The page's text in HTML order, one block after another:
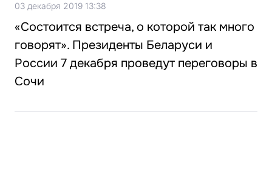
03 декабря 2019 13:38
«Состоится встреча, о которой так много
говорят». Президенты Беларуси и
России 7 декабря проведут переговоры в
Сочи